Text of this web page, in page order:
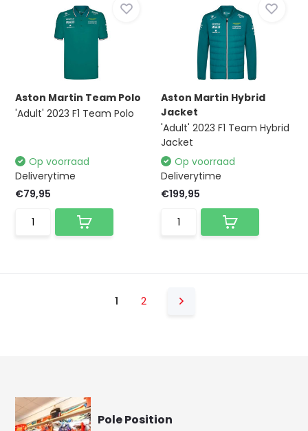
Aston Martin Team Polo
'Adult' 2023 F1 Team Polo
Op voorraad
Deliverytime
€79,95
Aston Martin Hybrid
Jacket
'Adult' 2023 F1 Team Hybrid
Jacket
Op voorraad
Deliverytime
€199,95
1 2
Pole Position